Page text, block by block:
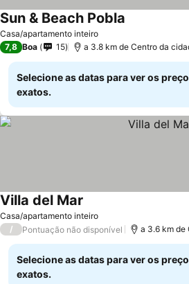
Casa/apartamento inteiro
Sun & Beach Pobla
7,8 Boa 15 a 3.8 km de Centro da
Selecione as datas para ver os
exatos.
Casa/apartamento inteiro
Villa del Mar
/ Pontuação não disponível a 3.6 km de
Selecione as datas para ver os
exatos.